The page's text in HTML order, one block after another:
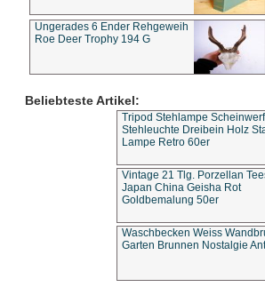
Ungerades 6 Ender Rehgeweih
Roe Deer Trophy 194 G
Beliebteste Artikel:
Tripod Stehlampe
Stehleuchte Dreibein Holz
Lampe Retro 60er
Vintage 21 Tlg. Porzellan
Japan China Geisha Rot
Goldbemalung 50er
Waschbecken Weiss
Garten Brunnen Nostalgie